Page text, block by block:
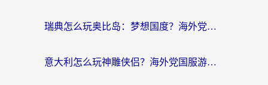
瑞典怎么玩奥比岛：梦想国度？海外党亲测有效的国服游戏加速全攻略
意大利怎么玩神雕侠侣？海外党国服游戏加速终极指南（附欧洲玩王者王国保卫战4不卡技巧）